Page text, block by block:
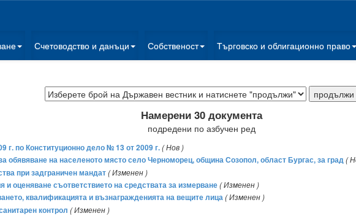
Счетоводство и данъци Собственост Търговско и облигационно право
Намерени 30 документа
подредени по азбучен ред
по Конституционно дело № 13 от 2009 г.( Нов )
обявяване на населеното място село Черноморец, община Созопол, област Бургас, за град(
при задграничен мандат( Изменен )
оценяване съответствието на средствата за измерване( Изменен )
квалификацията и възнагражденията на вещите лица( Изменен )
контрол ( Изменен )